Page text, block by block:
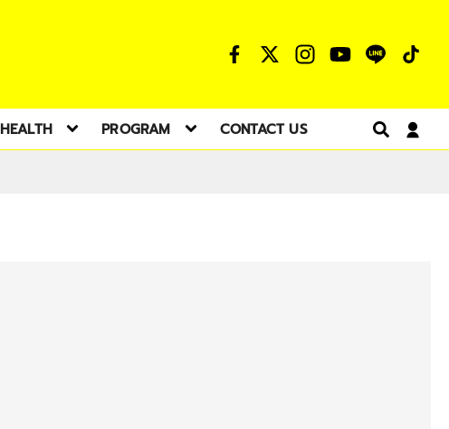
HEALTH PROGRAM CONTACT US